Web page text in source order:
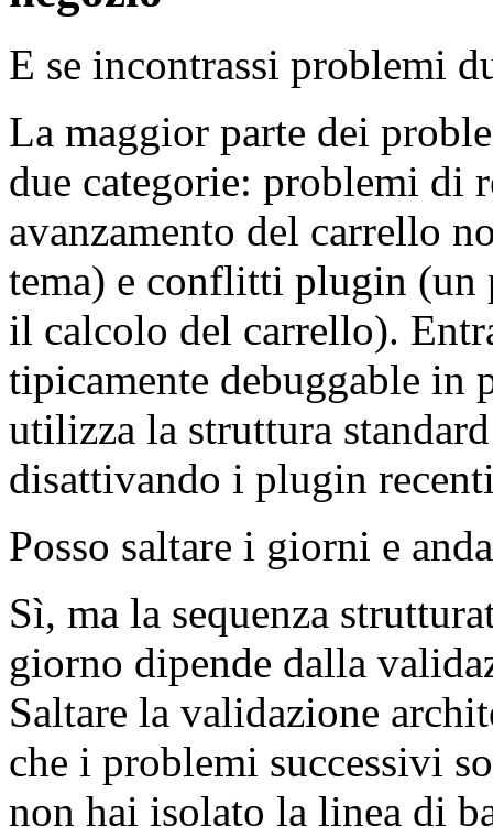
E se incontrassi problemi
La maggior parte dei
due categorie: problemi di
avanzamento del carrello
tema) e conflitti plugin (un
il calcolo del carrello).
tipicamente debuggable in
utilizza la struttura
disattivando i plugin
Posso saltare i giorni e
Sì, ma la sequenza
giorno dipende dalla
Saltare la validazione
che i problemi successivi
non hai isolato la linea di